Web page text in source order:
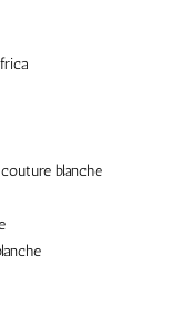
blanche